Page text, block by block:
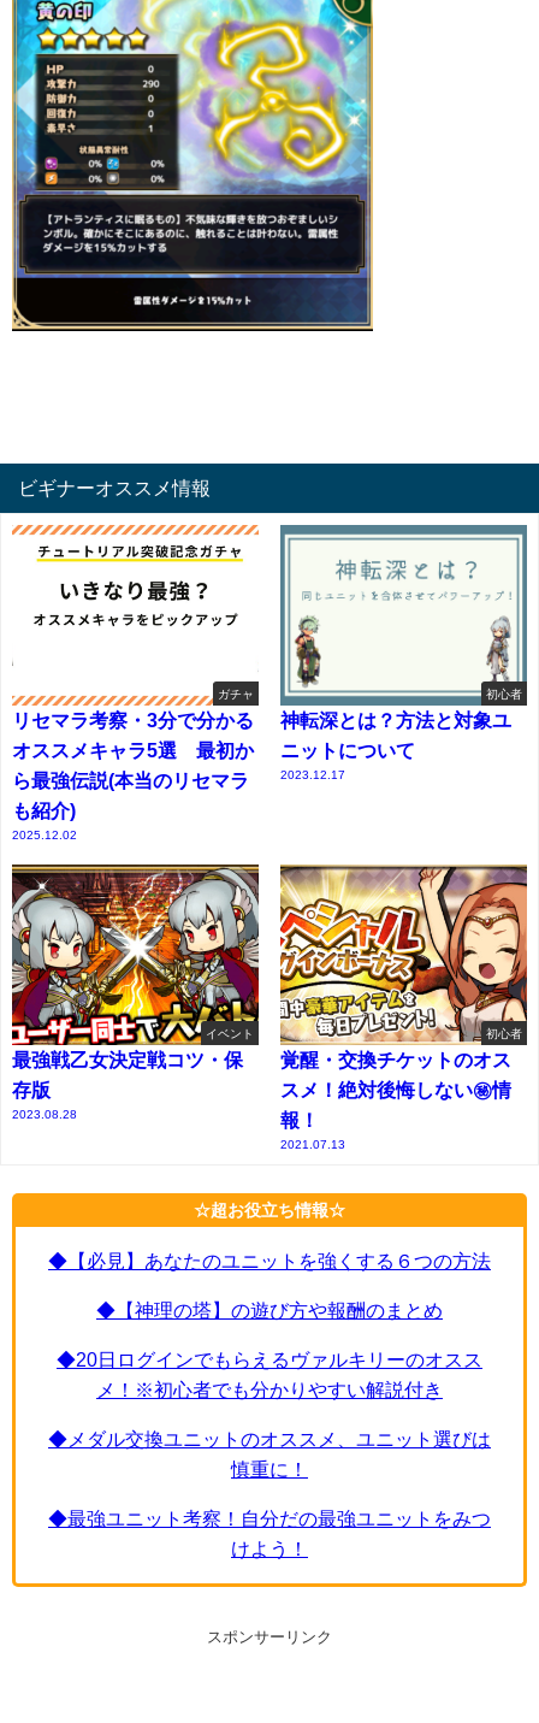
ビギナーオススメ情報
ガチャ
リセマラ考察・3分で分かる
オススメキャラ5選 最初か
ら最強伝説(本当のリセマラ
も紹介)
2025.12.02
初心者
神転深とは？方法と対象ユ
ニットについて
2023.12.17
イベント
最強戦乙女決定戦コツ・保
存版
2023.08.28
初心者
覚醒・交換チケットのオス
スメ！絶対後悔しない㊙情
報！
2021.07.13
☆超お役立ち情報☆
◆【必見】あなたのユニットを強くする６つの方法
◆【神理の塔】の遊び方や報酬のまとめ
◆20日ログインでもらえるヴァルキリーのオスス
メ！※初心者でも分かりやすい解説付き
◆メダル交換ユニットのオススメ、ユニット選びは
慎重に！
◆最強ユニット考察！自分だの最強ユニットをみつ
けよう！
スポンサーリンク